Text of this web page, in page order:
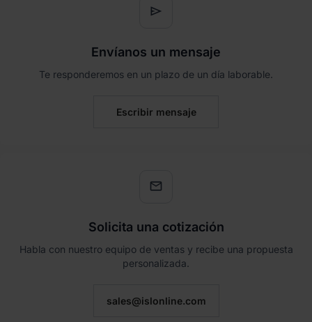
send
Envíanos un mensaje
Te responderemos en un plazo de un día laborable.
Escribir mensaje
mail
Solicita una cotización
Habla con nuestro equipo de ventas y recibe una propuesta
personalizada.
sales@islonline.com